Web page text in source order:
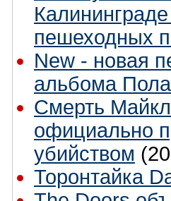
пешеходных
New - новая
альбома
Смерть
официально
убийством
Торонтайка